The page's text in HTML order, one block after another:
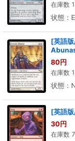
在庫数
状態：
[英語
80円
在庫数
状態：
[英語
30円
在庫数